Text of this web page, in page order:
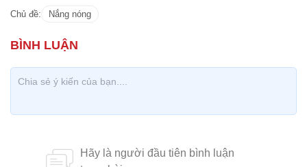
Chủ đề: Nắng nóng